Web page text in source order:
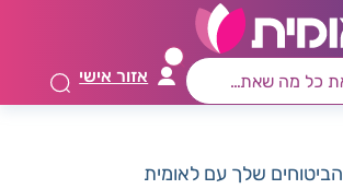
אזור אישי
הביטוחים שלך עם לאומית